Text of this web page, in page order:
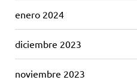
enero 2024
diciembre 2023
noviembre 2023